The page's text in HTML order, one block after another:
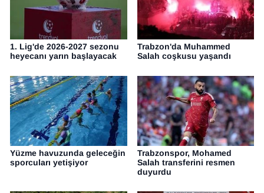
1. Lig'de 2026-2027 sezonu
heyecanı yarın başlayacak
Trabzon'da Muhammed
Salah coşkusu yaşandı
Yüzme havuzunda geleceğin
sporcuları yetişiyor
Trabzonspor, Mohamed
Salah transferini resmen
duyurdu